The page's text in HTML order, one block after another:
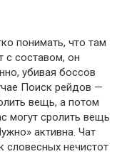
понимать, что там
с составом, он
убивая боссов
Поиск рейдов —
вещь, а потом
могут сролить вещь
активна. Чат
словесных нечистот